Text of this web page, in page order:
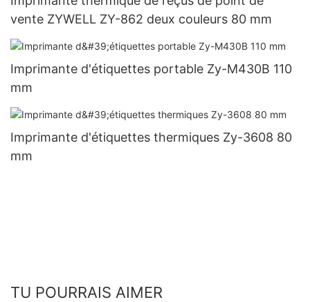
vente ZYWELL ZY-862 deux couleurs 80 mm
Imprimante d'étiquettes portable Zy-M430B 110
mm
Imprimante d'étiquettes thermiques Zy-3608 80
mm
TU POURRAIS AIMER